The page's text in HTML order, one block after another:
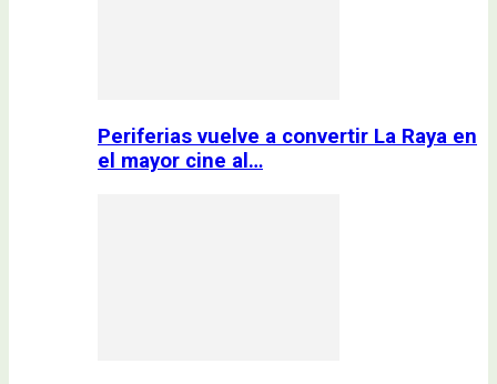
Periferias vuelve a convertir La Raya en
el mayor cine al…